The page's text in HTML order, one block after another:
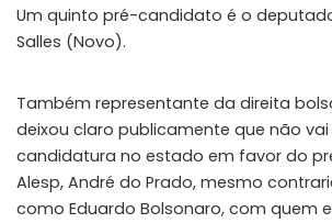
Um quinto pré-candidato é o
Salles (Novo).
Também representante da direita
deixou claro publicamente que não
candidatura no estado em favor do
Alesp, André do Prado, mesmo
como Eduardo Bolsonaro, com quem